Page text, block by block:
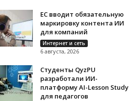
ЕС вводит обязательную
маркировку контента ИИ
для компаний
Интернет и сеть
6 августа, 2026
Студенты QyzPU
разработали ИИ-
платформу AI-Lesson Study
для педагогов